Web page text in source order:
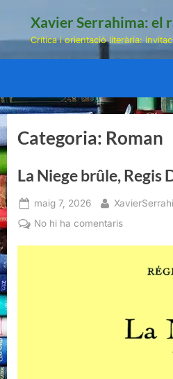
Xavier Serrahima: el
Crítica i orientació literària:
Categoria: Roman
La Niege brûle, Regis
Posted
on
maig 7, 2026 By
No hi ha comentarisa
brûle,
(III)